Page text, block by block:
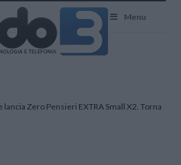
Menu
lancia Zero Pensieri EXTRA Small X2. Torna